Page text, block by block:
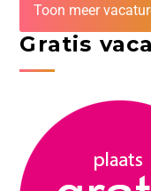
Toon meer
Gratis